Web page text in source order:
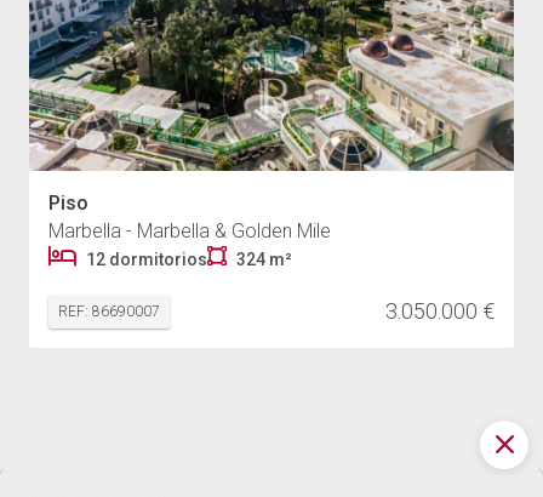
Piso
Marbella - Marbella & Golden Mile
12 dormitorios 324 m²
REF: 86690007 3.050.000 €